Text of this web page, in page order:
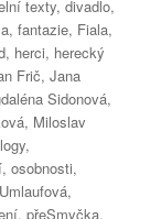
texty,divadlo,
,fantazie, Fiala,
, herci, herecký
Frič,Jana
Sidonová,
, Miloslav
,
,osobnosti,
,
,přeSmyčka,